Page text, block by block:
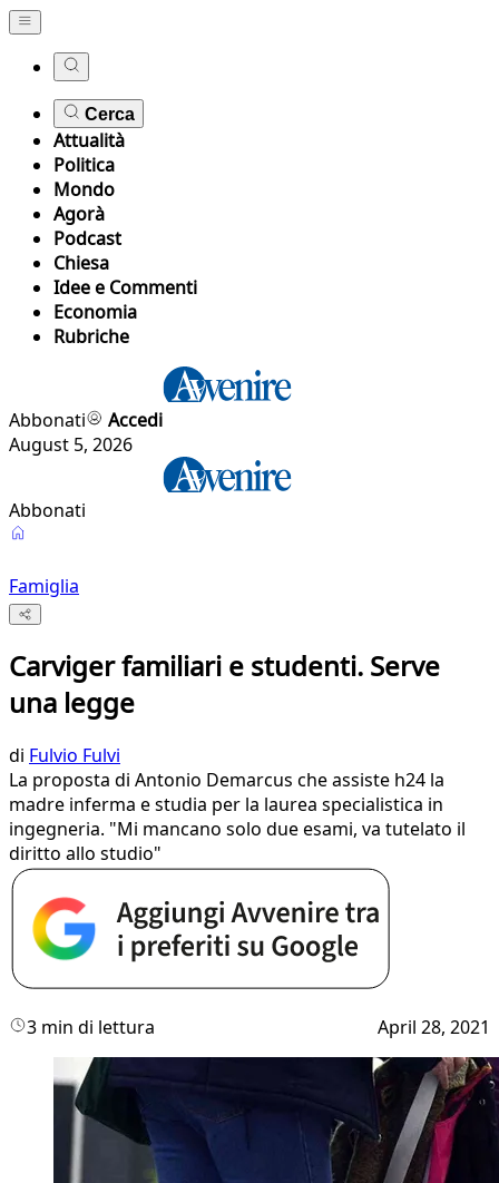
Cerca
Attualità
Politica
Mondo
Agorà
Podcast
Chiesa
Idee e Commenti
Economia
Rubriche
Abbonati
Accedi
August 5, 2026
Abbonati
Famiglia
Carviger familiari e studenti. Serve
una legge
di Fulvio Fulvi
La proposta di Antonio Demarcus che assiste h24 la
madre inferma e studia per la laurea specialistica in
ingegneria. "Mi mancano solo due esami, va tutelato il
diritto allo studio"
3 min di lettura April 28, 2021